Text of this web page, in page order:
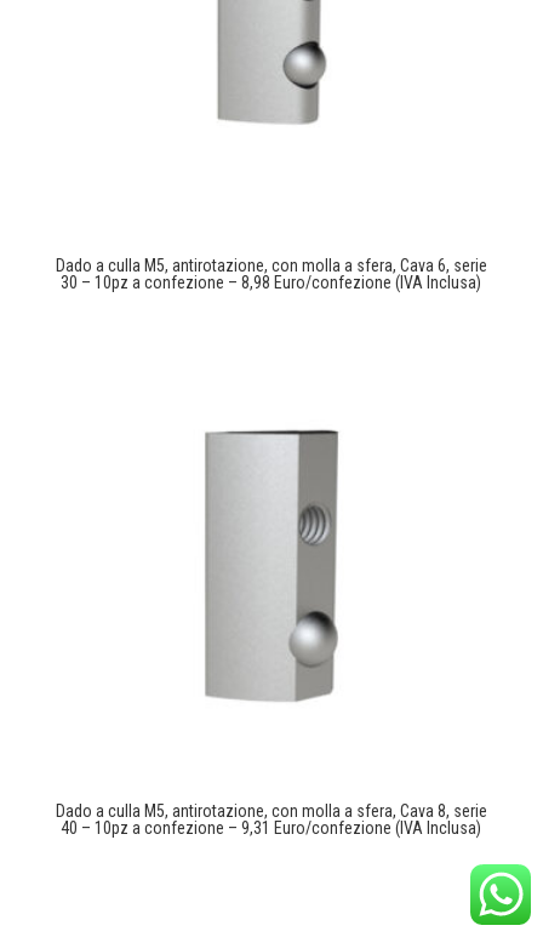
Dado a culla M5, antirotazione, con molla a sfera, Cava 6, serie
30 – 10pz a confezione – 8,98 Euro/confezione (IVA Inclusa)
Dado a culla M5, antirotazione, con molla a sfera, Cava 8, serie
40 – 10pz a confezione – 9,31 Euro/confezione (IVA Inclusa)